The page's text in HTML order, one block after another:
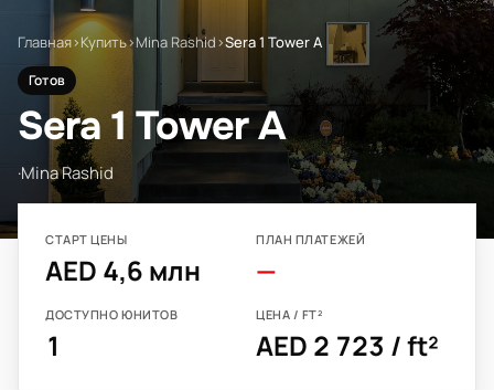
Главная›Купить›Mina Rashid›Sera 1 Tower A
Готов
Sera 1 Tower A
·Mina Rashid
СТАРТ ЦЕНЫ
AED 4,6 млн
ПЛАН ПЛАТЕЖЕЙ
—
ДОСТУПНО ЮНИТОВ
1
ЦЕНА / FT²
AED 2 723 / ft²